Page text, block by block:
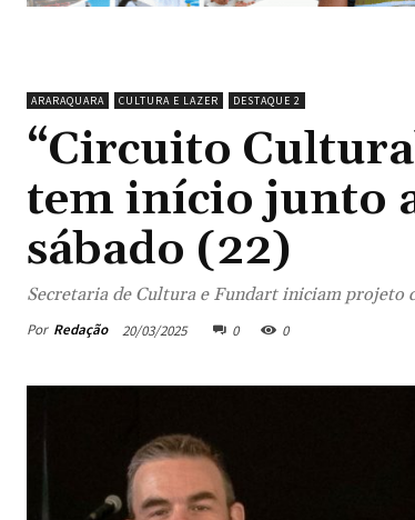
ARARAQUARA CULTURA E LAZER DESTAQUE 2
“Circuito
tem início junto
sábado (22)
Secretaria de Cultura e Fundart iniciam projeto
Por Redação 20/03/2025 0 0